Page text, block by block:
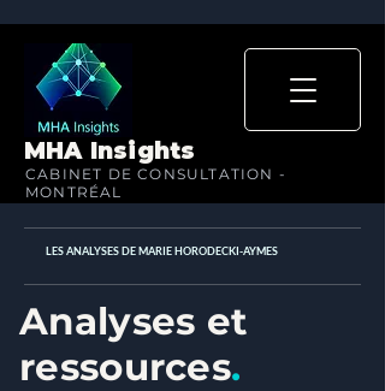
MHA Insights
CABINET DE CONSULTATION -
MONTRÉAL
LES ANALYSES DE MARIE HORODECKI-AYMES
Analyses et
ressources.